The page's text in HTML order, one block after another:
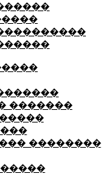
�������
��������